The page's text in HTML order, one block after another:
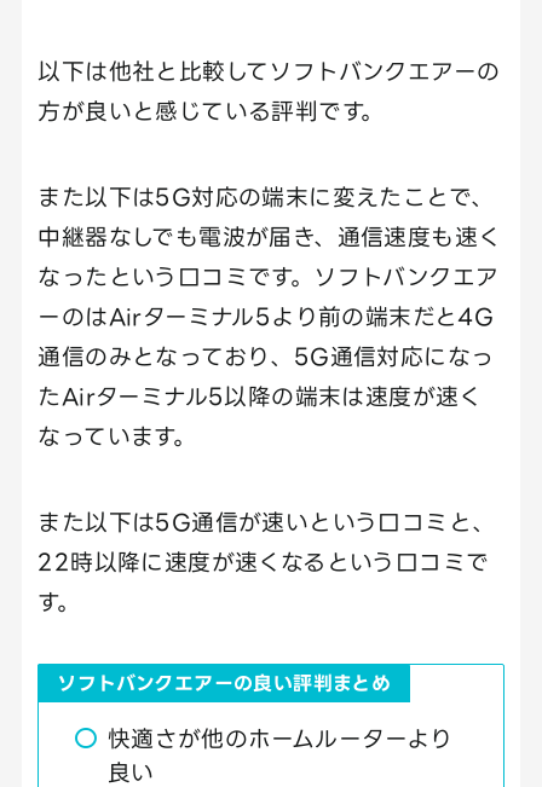
以下は他社と比較してソフトバンクエアーの
方が良いと感じている評判です。
また以下は5G対応の端末に変えたことで、
中継器なしでも電波が届き、通信速度も速く
なったという口コミです。ソフトバンクエア
ーのはAirターミナル5より前の端末だと4G
通信のみとなっており、5G通信対応になっ
たAirターミナル5以降の端末は速度が速く
なっています。
また以下は5G通信が速いという口コミと、
22時以降に速度が速くなるという口コミで
す。
ソフトバンクエアーの良い評判まとめ
快適さが他のホームルーターより
良い